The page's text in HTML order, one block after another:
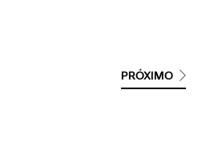
PRÓXIMO